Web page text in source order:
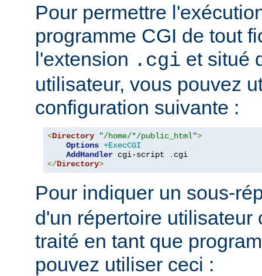
Pour permettre
programme CGI de tout
l'extension .cgi et situé
utilisateur, vous pouvez
configuration suivante :
<Directory "/home/*/public_html">
Options +ExecCGI
AddHandler cgi-script .
</Directory>
Pour indiquer un sous-
d'un répertoire utilisateur
traité en tant que
pouvez utiliser ceci :